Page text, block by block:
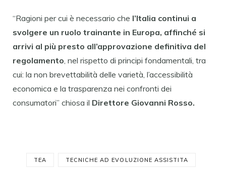
“Ragioni per cui è necessario che l’Italia continui a
svolgere un ruolo trainante in Europa, affinché si
arrivi al più presto all’approvazione definitiva del
regolamento, nel rispetto di principi fondamentali, tra
cui: la non brevettabilità delle varietà, l’accessibilità
economica e la trasparenza nei confronti dei
consumatori” chiosa il Direttore Giovanni Rosso.
TEA TECNICHE AD EVOLUZIONE ASSISTITA